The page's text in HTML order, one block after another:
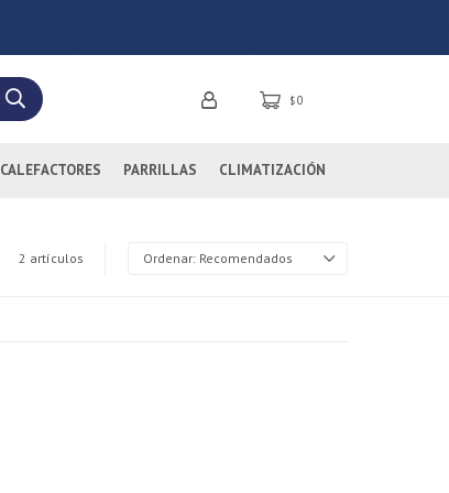
CALEFACTORES PARRILLAS CLIMATIZACIÓN
$0
2 artículos Recomendados